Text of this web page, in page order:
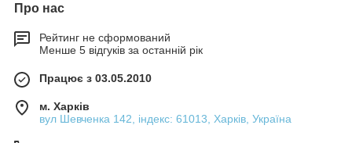
Про нас
Рейтинг не сформований
Менше 5 відгуків за останній рік
Працює з 03.05.2010
м. Харків
вул Шевченка 142, iндекс: 61013, Харків, Україна